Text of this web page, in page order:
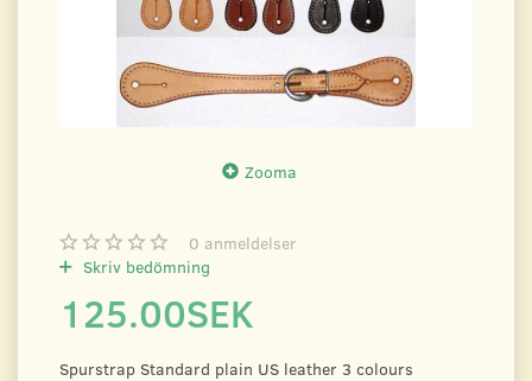
Zooma
0 anmeldelser
Skriv bedömning
125.00SEK
Spurstrap Standard plain US leather 3 colours